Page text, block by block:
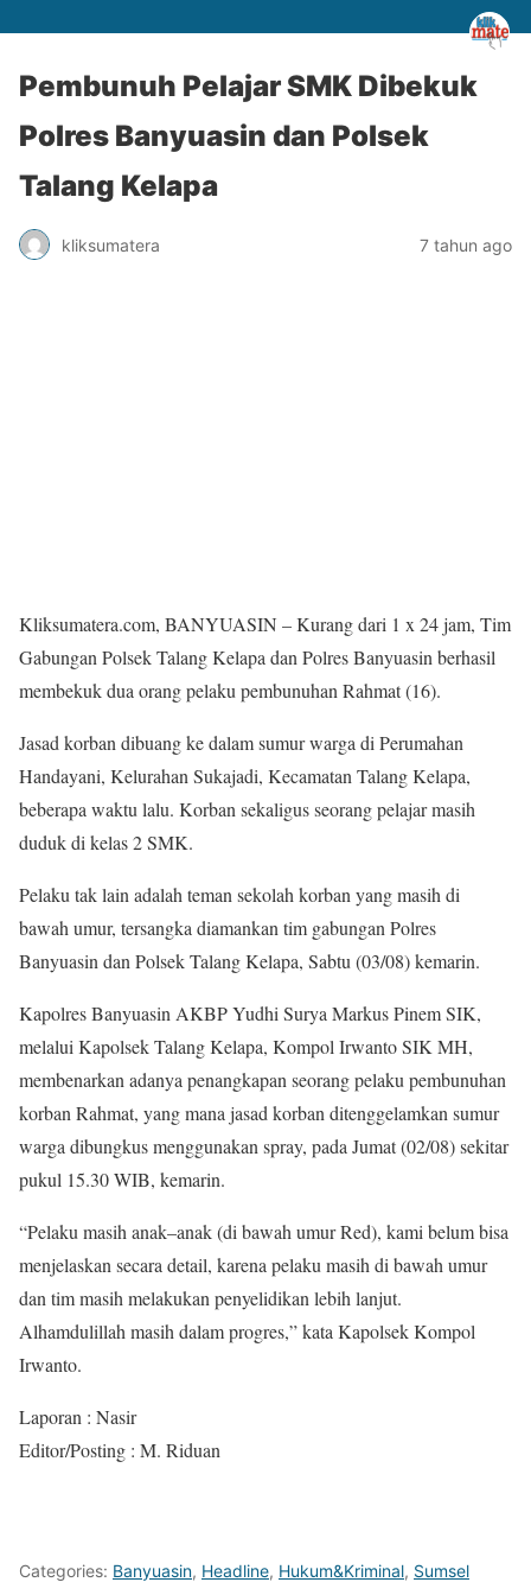
Pembunuh Pelajar SMK Dibekuk
Polres Banyuasin dan Polsek
Talang Kelapa
kliksumatera 7 tahun ago
Kliksumatera.com, BANYUASIN – Kurang dari 1 x 24 jam, Tim
Gabungan Polsek Talang Kelapa dan Polres Banyuasin berhasil
membekuk dua orang pelaku pembunuhan Rahmat (16).
Jasad korban dibuang ke dalam sumur warga di Perumahan
Handayani, Kelurahan Sukajadi, Kecamatan Talang Kelapa,
beberapa waktu lalu. Korban sekaligus seorang pelajar masih
duduk di kelas 2 SMK.
Pelaku tak lain adalah teman sekolah korban yang masih di
bawah umur, tersangka diamankan tim gabungan Polres
Banyuasin dan Polsek Talang Kelapa, Sabtu (03/08) kemarin.
Kapolres Banyuasin AKBP Yudhi Surya Markus Pinem SIK,
melalui Kapolsek Talang Kelapa, Kompol Irwanto SIK MH,
membenarkan adanya penangkapan seorang pelaku pembunuhan
korban Rahmat, yang mana jasad korban ditenggelamkan sumur
warga dibungkus menggunakan spray, pada Jumat (02/08) sekitar
pukul 15.30 WIB, kemarin.
“Pelaku masih anak–anak (di bawah umur Red), kami belum bisa
menjelaskan secara detail, karena pelaku masih di bawah umur
dan tim masih melakukan penyelidikan lebih lanjut.
Alhamdulillah masih dalam progres,” kata Kapolsek Kompol
Irwanto.
Laporan : Nasir
Editor/Posting : M. Riduan
Categories: Banyuasin, Headline, Hukum&Kriminal, Sumsel